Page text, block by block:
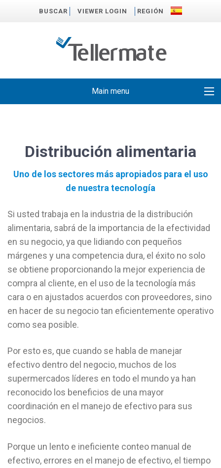
BUSCAR VIEWER LOGIN REGIÓN
Main menu
Distribución alimentaria
Uno de los sectores más apropiados para el uso
de nuestra tecnología
Si usted trabaja en la industria de la distribución
alimentaria, sabrá de la importancia de la efectividad
en su negocio, ya que lidiando con pequeños
márgenes y una competencia dura, el éxito no solo
se obtiene proporcionando la mejor experiencia de
compra al cliente, en el uso de la tecnología más
cara o en ajustados acuerdos con proveedores, sino
en hacer de su negocio tan eficientemente operativo
como sea posible.
Por esto es, que cuando se habla de manejar
efectivo dentro del negocio, muchos de los
supermercados líderes en todo el mundo ya han
reconocido los beneficios de una mayor
coordinación en el manejo de efectivo para sus
negocios.
Porque un lento e ineficiente conteo manual de
efectivo, errores en el manejo de efectivo, el tiempo